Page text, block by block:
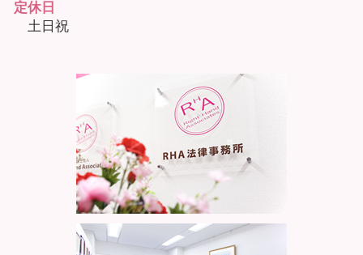
定休日
土日祝